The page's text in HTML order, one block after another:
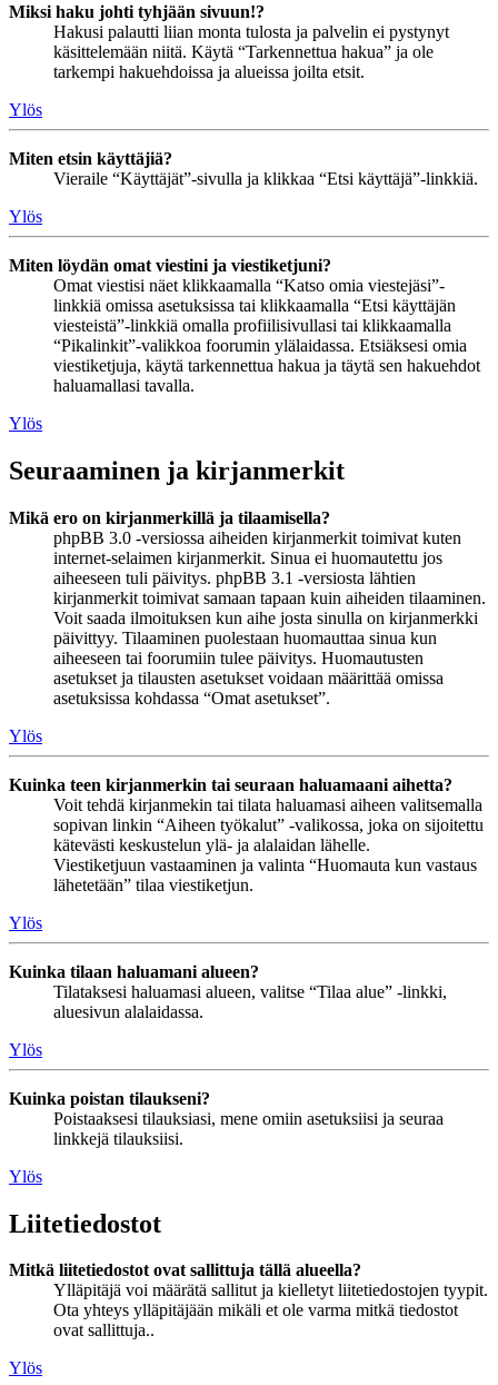
Miksi haku johti tyhjään sivuun!?
Hakusi palautti liian monta tulosta ja palvelin ei pystynyt
käsittelemään niitä. Käytä “Tarkennettua hakua” ja ole
tarkempi hakuehdoissa ja alueissa joilta etsit.
Ylös
Miten etsin käyttäjiä?
Vieraile “Käyttäjät”-sivulla ja klikkaa “Etsi käyttäjä”-linkkiä.
Ylös
Miten löydän omat viestini ja viestiketjuni?
Omat viestisi näet klikkaamalla “Katso omia viestejäsi”-
linkkiä omissa asetuksissa tai klikkaamalla “Etsi käyttäjän
viesteistä”-linkkiä omalla profiilisivullasi tai klikkaamalla
“Pikalinkit”-valikkoa foorumin ylälaidassa. Etsiäksesi omia
viestiketjuja, käytä tarkennettua hakua ja täytä sen hakuehdot
haluamallasi tavalla.
Ylös
Seuraaminen ja kirjanmerkit
Mikä ero on kirjanmerkillä ja tilaamisella?
phpBB 3.0 -versiossa aiheiden kirjanmerkit toimivat kuten
internet-selaimen kirjanmerkit. Sinua ei huomautettu jos
aiheeseen tuli päivitys. phpBB 3.1 -versiosta lähtien
kirjanmerkit toimivat samaan tapaan kuin aiheiden tilaaminen.
Voit saada ilmoituksen kun aihe josta sinulla on kirjanmerkki
päivittyy. Tilaaminen puolestaan huomauttaa sinua kun
aiheeseen tai foorumiin tulee päivitys. Huomautusten
asetukset ja tilausten asetukset voidaan määrittää omissa
asetuksissa kohdassa “Omat asetukset”.
Ylös
Kuinka teen kirjanmerkin tai seuraan haluamaani aihetta?
Voit tehdä kirjanmekin tai tilata haluamasi aiheen valitsemalla
sopivan linkin “Aiheen työkalut” -valikossa, joka on sijoitettu
kätevästi keskustelun ylä- ja alalaidan lähelle.
Viestiketjuun vastaaminen ja valinta “Huomauta kun vastaus
lähetetään” tilaa viestiketjun.
Ylös
Kuinka tilaan haluamani alueen?
Tilataksesi haluamasi alueen, valitse “Tilaa alue” -linkki,
aluesivun alalaidassa.
Ylös
Kuinka poistan tilaukseni?
Poistaaksesi tilauksiasi, mene omiin asetuksiisi ja seuraa
linkkejä tilauksiisi.
Ylös
Liitetiedostot
Mitkä liitetiedostot ovat sallittuja tällä alueella?
Ylläpitäjä voi määrätä sallitut ja kielletyt liitetiedostojen tyypit.
Ota yhteys ylläpitäjään mikäli et ole varma mitkä tiedostot
ovat sallittuja..
Ylös